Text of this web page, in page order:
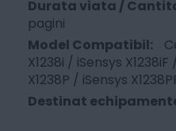
pagini
X1238i / iSensys X1238iF
X1238P / iSensys